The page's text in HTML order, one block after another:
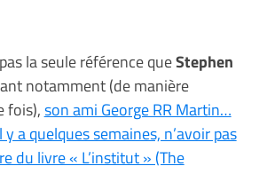
la seule référence queStephen
notamment (de manière
fois),son ami George RR Martin…
a quelques semaines, n’avoir pas
du livre « L’institut » (The